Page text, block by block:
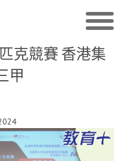
克競賽 香港集
甲